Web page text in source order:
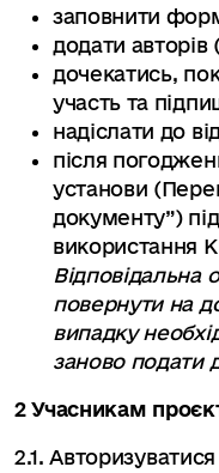
заповнити
додати авторів
дочекатись,
участь та
надіслати до
після
установи
документу”)
використання
Відповідальна
повернути на
випадку
заново подати
2 Учасникам
2.1.